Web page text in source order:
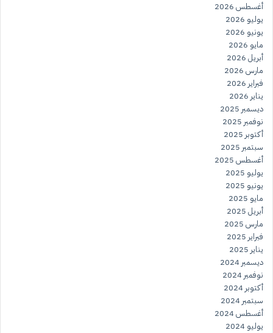
أغسطس 2026
يوليو 2026
يونيو 2026
مايو 2026
أبريل 2026
مارس 2026
فبراير 2026
يناير 2026
ديسمبر 2025
نوفمبر 2025
أكتوبر 2025
سبتمبر 2025
أغسطس 2025
يوليو 2025
يونيو 2025
مايو 2025
أبريل 2025
مارس 2025
فبراير 2025
يناير 2025
ديسمبر 2024
نوفمبر 2024
أكتوبر 2024
سبتمبر 2024
أغسطس 2024
يوليو 2024